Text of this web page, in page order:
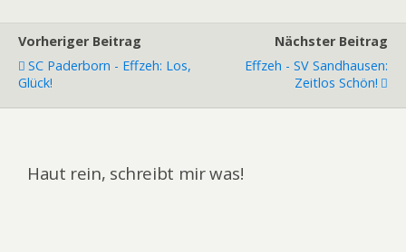
Vorheriger Beitrag
SC Paderborn - Effzeh: Los,
Glück!
Nächster Beitrag
Effzeh - SV Sandhausen:
Zeitlos Schön!
Haut rein, schreibt mir was!